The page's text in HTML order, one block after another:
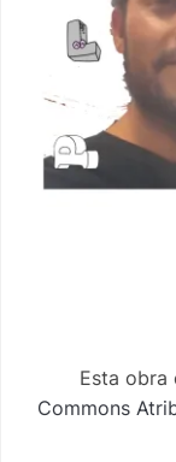
Esta obra
Commons